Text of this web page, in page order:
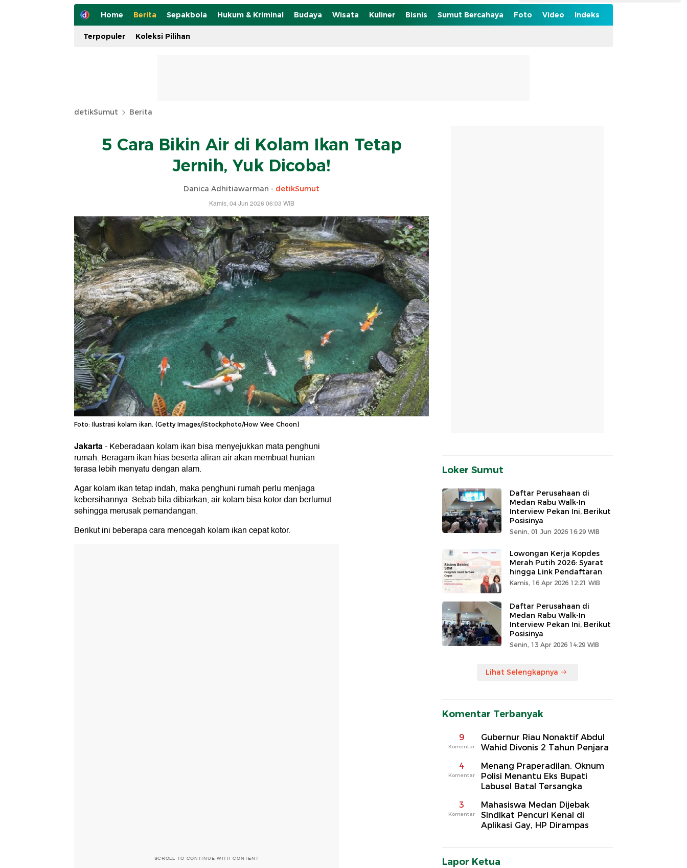
Home Berita Sepakbola Hukum & Kriminal Budaya Wisata Kuliner Bisnis Sumut Bercahaya Foto Video Indeks
Terpopuler Koleksi Pilihan
detikSumut Berita
5 Cara Bikin Air di Kolam Ikan Tetap
Jernih, Yuk Dicoba!
Danica Adhitiawarman - detikSumut
Kamis, 04 Jun 2026 06:03 WIB
Foto: Ilustrasi kolam ikan. (Getty Images/iStockphoto/How Wee Choon)
Jakarta-Keberadaan kolam ikan bisa menyejukkan mata penghuni
rumah. Beragam ikan hias beserta aliran air akan membuat hunian
terasa lebih menyatu dengan alam.
Agar kolam ikan tetap indah, maka penghuni rumah perlu menjaga
kebersihannya. Sebab bila dibiarkan, air kolam bisa kotor dan berlumut
sehingga merusak pemandangan.
Berikut ini beberapa cara mencegah kolam ikan cepat kotor.
SCROLL TO CONTINUE WITH CONTENT
Loker Sumut
Daftar Perusahaan di
Medan Rabu Walk-In
Interview Pekan Ini, Berikut
Posisinya
Senin, 01 Jun 2026 16:29 WIB
Lowongan Kerja Kopdes
Merah Putih 2026: Syarat
hingga Link Pendaftaran
Kamis, 16 Apr 2026 12:21 WIB
Daftar Perusahaan di
Medan Rabu Walk-In
Interview Pekan Ini, Berikut
Posisinya
Senin, 13 Apr 2026 14:29 WIB
Lihat Selengkapnya
Komentar Terbanyak
9
Komentar
Gubernur Riau Nonaktif Abdul
Wahid Divonis 2 Tahun Penjara
4
Komentar
Menang Praperadilan, Oknum
Polisi Menantu Eks Bupati
Labusel Batal Tersangka
3
Komentar
Mahasiswa Medan Dijebak
Sindikat Pencuri Kenal di
Aplikasi Gay, HP Dirampas
Lapor Ketua